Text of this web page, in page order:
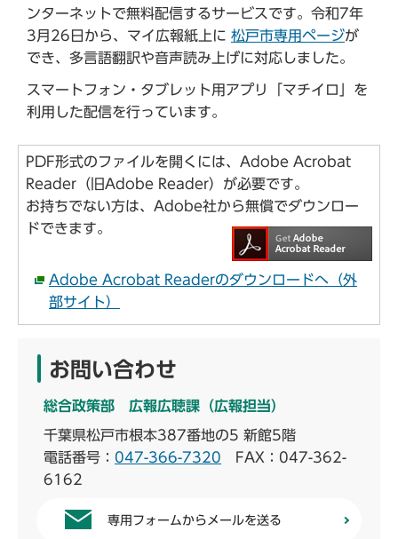
ンターネットで無料配信するサービスです。令和7年
3月26日から、マイ広報紙上に 松戸市専用ページが
でき、多言語翻訳や音声読み上げに対応しました。
スマートフォン・タブレット用アプリ「マチイロ」を
利用した配信を行っています。
PDF形式のファイルを開くには、Adobe Acrobat
Reader（旧Adobe Reader）が必要です。
お持ちでない方は、Adobe社から無償でダウンロー
ドできます。
Adobe Acrobat Readerのダウンロードへ（外
部サイト）
お問い合わせ
総合政策部 広報広聴課（広報担当）
千葉県松戸市根本387番地の5 新館5階
電話番号： 047-366-7320 FAX：047-362-
6162
専用フォームからメールを送る